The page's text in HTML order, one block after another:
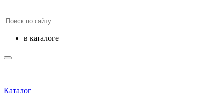
в каталоге
Каталог